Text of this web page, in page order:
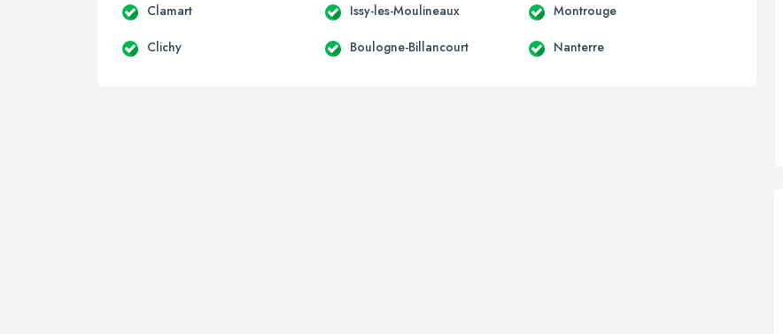
Clamart Issy-les-Moulineaux Montrouge
Clichy Boulogne-Billancourt Nanterre